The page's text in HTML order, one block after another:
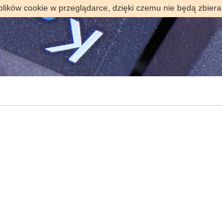
cookie w przeglądarce, dzięki czemu nie będą